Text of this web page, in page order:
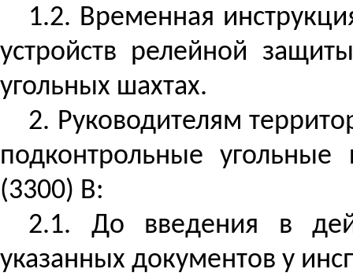
1.2. Временная
устройств релейной
угольных шахтах.
2. Руководителям
подконтрольные
(3300) В:
2.1. До введения в
указанных документов у